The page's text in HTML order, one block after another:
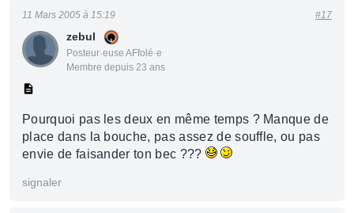
zebul
Posteur·euse AFfolé·e
Membre depuis 23 ans
11 Mars 2005 à 15:19 #17
Pourquoi pas les deux en même temps ? Manque de
place dans la bouche, pas assez de souffle, ou pas
envie de faisander ton bec ???
signaler